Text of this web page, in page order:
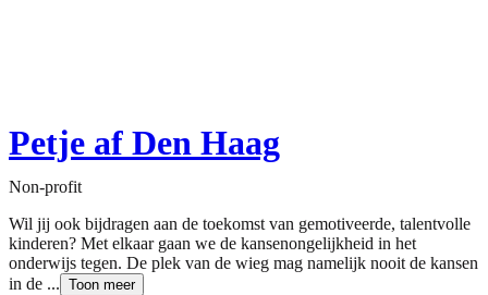
Petje af Den Haag
Non-profit
Wil jij ook bijdragen aan de toekomst van gemotiveerde, talentvolle
kinderen? Met elkaar gaan we de kansenongelijkheid in het
onderwijs tegen. De plek van de wieg mag namelijk nooit de kansen
in de ... Toon meer